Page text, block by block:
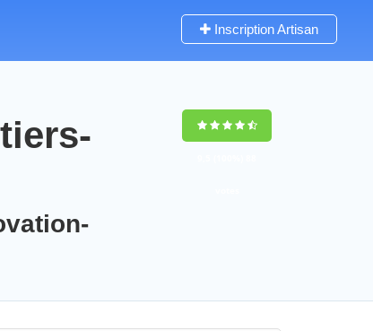
Inscription Artisan